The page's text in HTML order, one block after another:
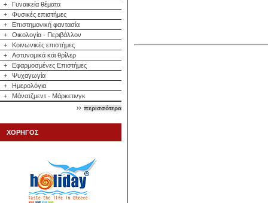
+
Γυναικεία θέματα
+
Φυσικές επιστήμες
+
Επιστημονική φαντασία
+
Οικολογία - Περιβάλλον
+
Κοινωνικές επιστήμες
+
Αστυνομικά και θρίλερ
+
Εφαρμοσμένες Επιστήμες
+
Ψυχαγωγία
+
Ημερολόγια
+
Μάνατζμεντ - Μάρκετινγκ
περισσότερα
ΧΟΡΗΓΟΣ